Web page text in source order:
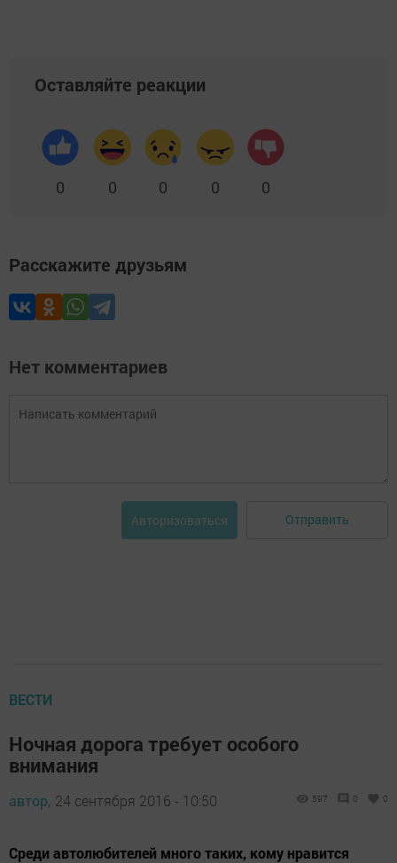
Оставляйте реакции
0 0 0 0 0
Расскажите друзьям
Нет комментариев
Авторизоваться Отправить
ВЕСТИ
Ночная дорога требует особого
внимания
автор, 24 сентября 2016 - 10:50 597 0 0
Среди автолюбителей много таких, кому нравится